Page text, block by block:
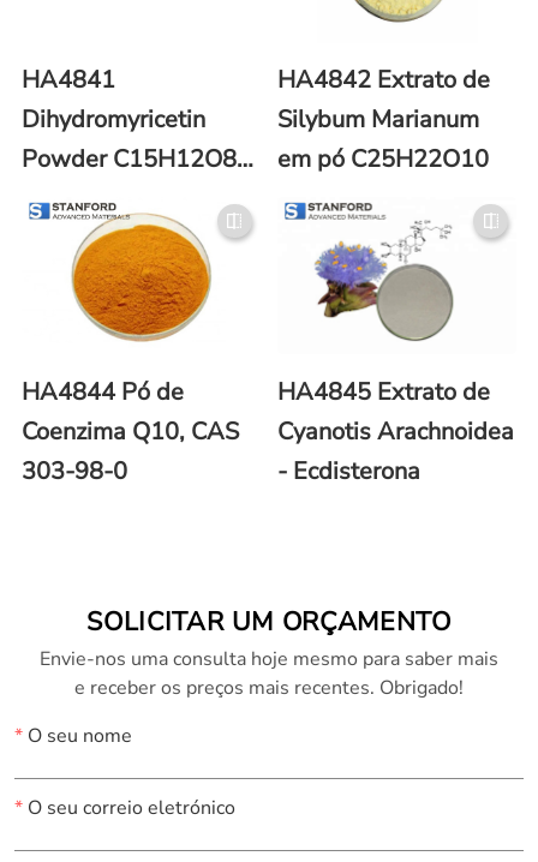
HA4841
Dihydromyricetin
Powder C15H12O8
(número CAS 27200-
12-0)
HA4842 Extrato de
Silybum Marianum
em pó C25H22O10
HA4844 Pó de
Coenzima Q10, CAS
303-98-0
HA4845 Extrato de
Cyanotis Arachnoidea
- Ecdisterona
SOLICITAR UM ORÇAMENTO
Envie-nos uma consulta hoje mesmo para saber mais
e receber os preços mais recentes. Obrigado!
*O seu nome
*O seu correio eletrónico